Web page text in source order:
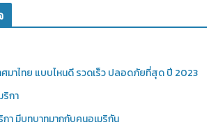
ศมาไทย แบบไหนดี รวดเร็ว ปลอดภัยที่สุด ปี 2023
ริกา
กา มีบทบาทมากกับคนอเมริกัน